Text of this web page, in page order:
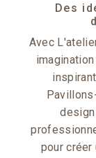
Des
Avec
pour créer